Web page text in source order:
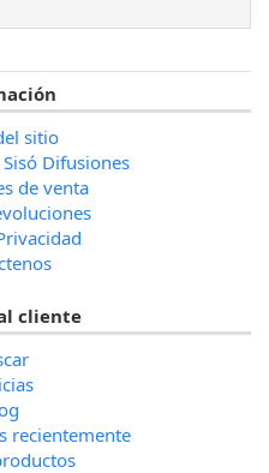
sitio
Difusiones
de venta
cliente
recientemente